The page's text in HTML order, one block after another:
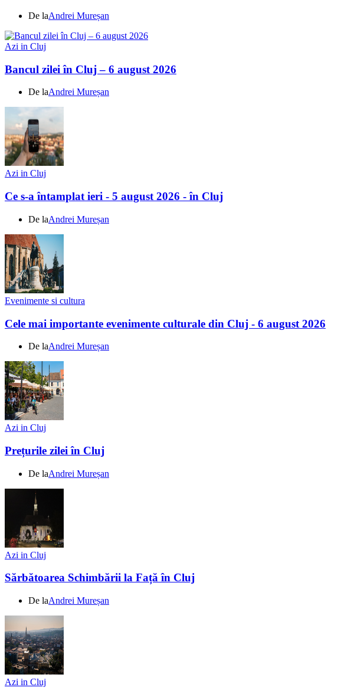
De laAndrei Mureșan
Azi in Cluj
Bancul zilei în Cluj – 6 august 2026
De laAndrei Mureșan
Azi in Cluj
Ce s-a întamplat ieri - 5 august 2026 - în Cluj
De laAndrei Mureșan
Evenimente si cultura
Cele mai importante evenimente culturale din Cluj - 6 august 2026
De laAndrei Mureșan
Azi in Cluj
Prețurile zilei în Cluj
De laAndrei Mureșan
Azi in Cluj
Sărbătoarea Schimbării la Față în Cluj
De laAndrei Mureșan
Azi in Cluj